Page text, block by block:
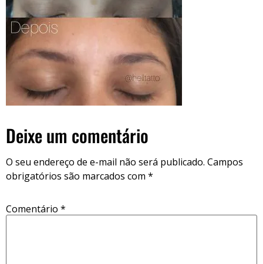
Deixe um comentário
O seu endereço de e-mail não será publicado. Campos
obrigatórios são marcados com *
Comentário *